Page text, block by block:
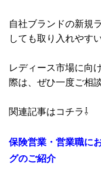
自社ブランドの新規
しても取り入れやす
レディース市場に向
際は、ぜひ一度ご相
関連記事はコチラ⇩
保険営業・営業職に
グのご紹介